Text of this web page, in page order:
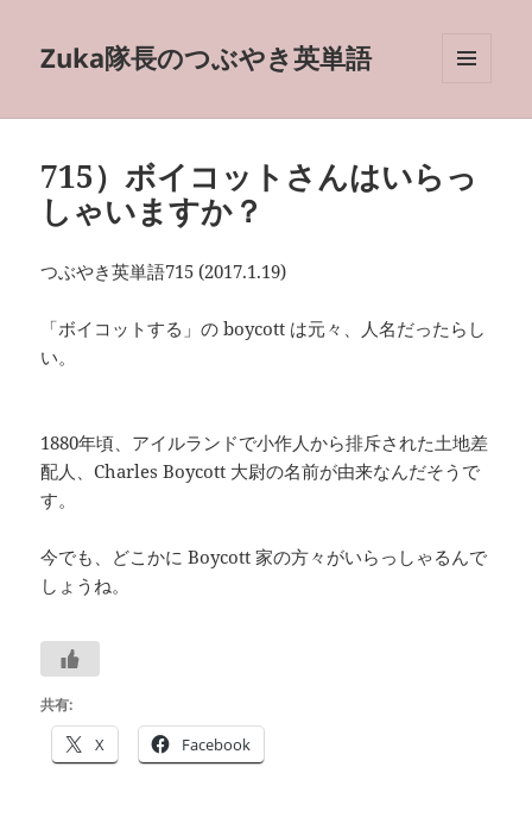
Zuka隊長のつぶやき英単語
ーとウ
715）ボイコットさんはいらっ
しゃいますか？
つぶやき英単語715 (2017.1.19)
「ボイコットする」の boycott は元々、人名だったらし
い。
1880年頃、アイルランドで小作人から排斥された土地差
配人、Charles Boycott 大尉の名前が由来なんだそうで
す。
今でも、どこかに Boycott 家の方々がいらっしゃるんで
しょうね。
共有:
X Facebook